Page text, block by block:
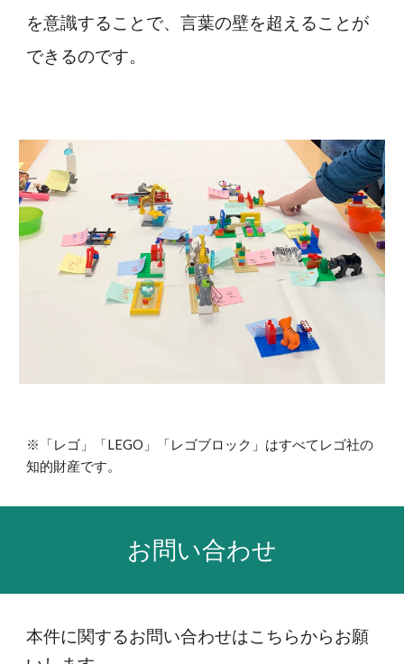
を意識することで、言葉の壁を超えることが
できるのです。
※「レゴ」「LEGO」「レゴブロック」はすべてレゴ社の
知的財産です。
お問い合わせ
本件に関するお問い合わせはこちらからお願